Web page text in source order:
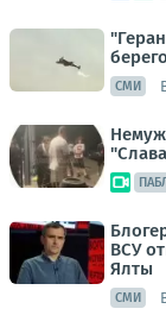
СМИ
ВСУ
Ялты
СМИ